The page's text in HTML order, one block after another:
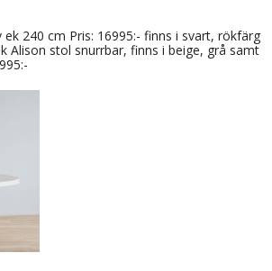
240 cm Pris: 16995:- finns i svart, rökfärg
Alison stol snurrbar, finns i beige, grå samt